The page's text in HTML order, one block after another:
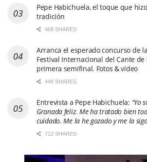
Pepe Habichuela, el toque que
tradición
468 SHARES
Arranca el esperado concurso de
Festival Internacional del Cante
primera semifinal. Fotos & vídeo
446 SHARES
Entrevista a Pepe Habichuela: “Yo
Granada feliz. Me ha tratado bien
cuidado. Me la he gozado y me la
712 SHARES